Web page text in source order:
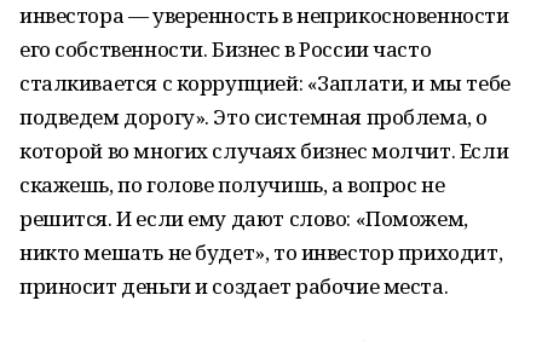
инвестора — уверенность в неприкосновенности
его собственности. Бизнес в России часто
сталкивается с коррупцией: «Заплати, и мы тебе
подведем дорогу». Это системная проблема, о
которой во многих случаях бизнес молчит. Если
скажешь, по голове получишь, а вопрос не
решится. И если ему дают слово: «Поможем,
никто мешать не будет», то инвестор приходит,
приносит деньги и создает рабочие места.